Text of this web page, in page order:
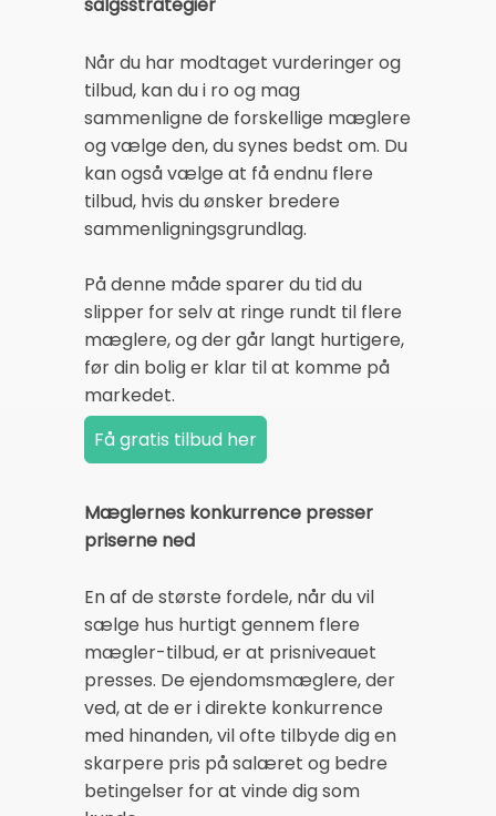
salgsstrategier
Når du har modtaget vurderinger og
tilbud, kan du i ro og mag
sammenligne de forskellige mæglere
og vælge den, du synes bedst om. Du
kan også vælge at få endnu flere
tilbud, hvis du ønsker bredere
sammenligningsgrundlag.
På denne måde sparer du tid du
slipper for selv at ringe rundt til flere
mæglere, og der går langt hurtigere,
før din bolig er klar til at komme på
markedet.
Mæglernes konkurrence presser
priserne ned
En af de største fordele, når du vil
sælge hus hurtigt gennem flere
mægler-tilbud, er at prisniveauet
presses. De ejendomsmæglere, der
ved, at de er i direkte konkurrence
med hinanden, vil ofte tilbyde dig en
skarpere pris på salæret og bedre
betingelser for at vinde dig som